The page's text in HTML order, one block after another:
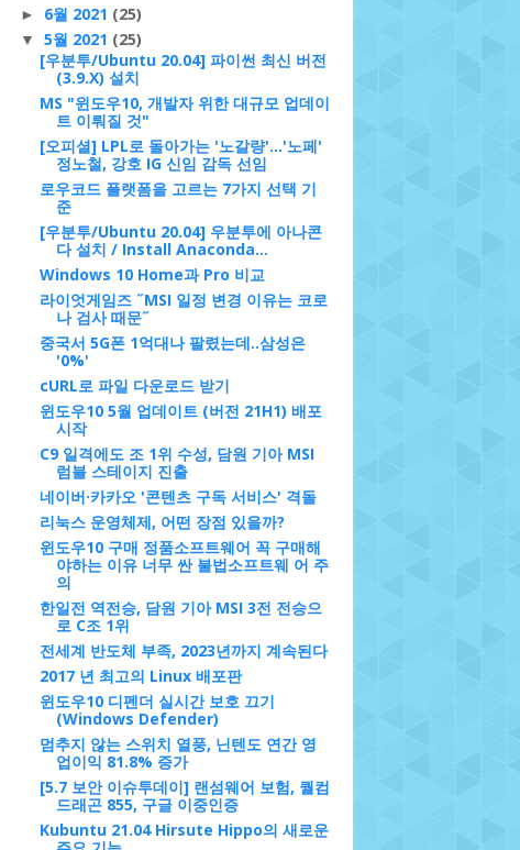
► 6월 2021 (25)
▼ 5월 2021 (25)
[우분투/Ubuntu 20.04] 파이썬 최신 버전
(3.9.X) 설치
MS "윈도우10, 개발자 위한 대규모 업데이
트 이뤄질 것"
[오피셜] LPL로 돌아가는 '노갈량'...'노페'
정노철, 강호 IG 신임 감독 선임
로우코드 플랫폼을 고르는 7가지 선택 기
준
[우분투/Ubuntu 20.04] 우분투에 아나콘
다 설치 / Install Anaconda...
Windows 10 Home과 Pro 비교
라이엇게임즈 ˝MSI 일정 변경 이유는 코로
나 검사 때문˝
중국서 5G폰 1억대나 팔렸는데..삼성은
'0%'
cURL로 파일 다운로드 받기
윈도우10 5월 업데이트 (버전 21H1) 배포
시작
C9 일격에도 조 1위 수성, 담원 기아 MSI
럼블 스테이지 진출
네이버·카카오 '콘텐츠 구독 서비스' 격돌
리눅스 운영체제, 어떤 장점 있을까?
윈도우10 구매 정품소프트웨어 꼭 구매해
야하는 이유 너무 싼 불법소프트웨 어 주
의
한일전 역전승, 담원 기아 MSI 3전 전승으
로 C조 1위
전세계 반도체 부족, 2023년까지 계속된다
2017 년 최고의 Linux 배포판
윈도우10 디펜더 실시간 보호 끄기
(Windows Defender)
멈추지 않는 스위치 열풍, 닌텐도 연간 영
업이익 81.8% 증가
[5.7 보안 이슈투데이] 랜섬웨어 보험, 퀄컴
드래곤 855, 구글 이중인증
Kubuntu 21.04 Hirsute Hippo의 새로운